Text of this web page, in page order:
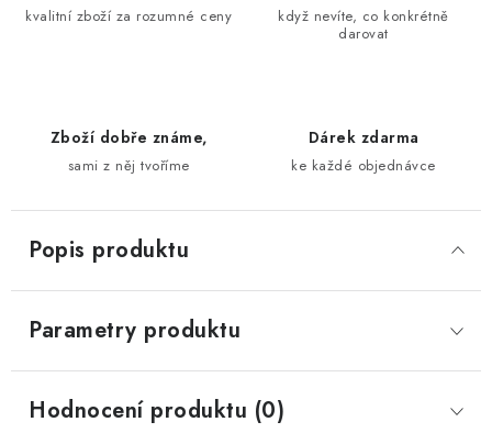
kvalitní zboží za rozumné ceny
když nevíte, co konkrétně
darovat
Zboží dobře známe,
sami z něj tvoříme
Dárek zdarma
ke každé objednávce
Popis produktu
Parametry produktu
Hodnocení produktu (0)